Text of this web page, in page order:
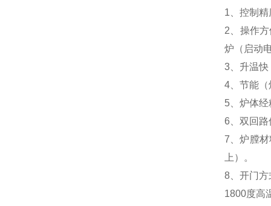
1、控制
2、操作
炉（启动
3、升温
4、节能
5、炉体
6、双回
7、炉膛
上）。
8、开门
1800度高